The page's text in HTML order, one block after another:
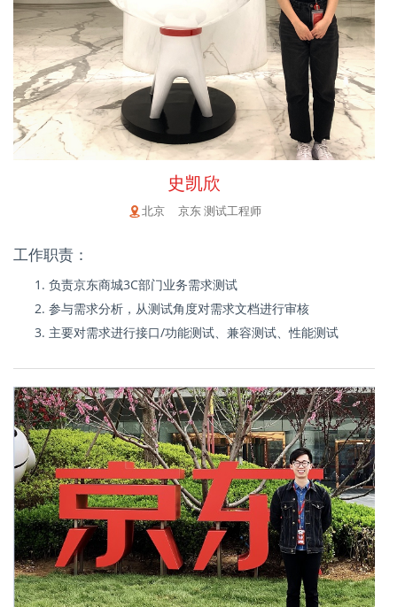
史凯欣
北京 京东 测试工程师
工作职责：
负责京东商城3C部门业务需求测试
参与需求分析，从测试角度对需求文档进行审核
主要对需求进行接口/功能测试、兼容测试、性能测试